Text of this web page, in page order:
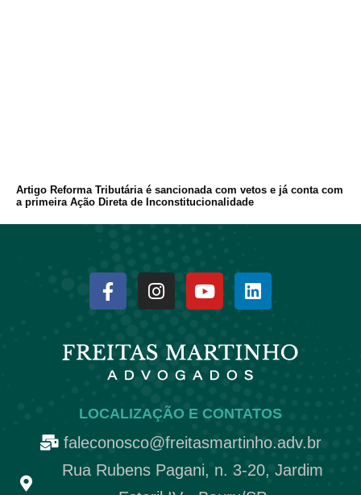
Artigo Reforma Tributária é sancionada com vetos e já conta com
a primeira Ação Direta de Inconstitucionalidade
LOCALIZAÇÃO E CONTATOS
faleconosco@freitasmartinho.adv.br
Rua Rubens Pagani, n. 3-20, Jardim